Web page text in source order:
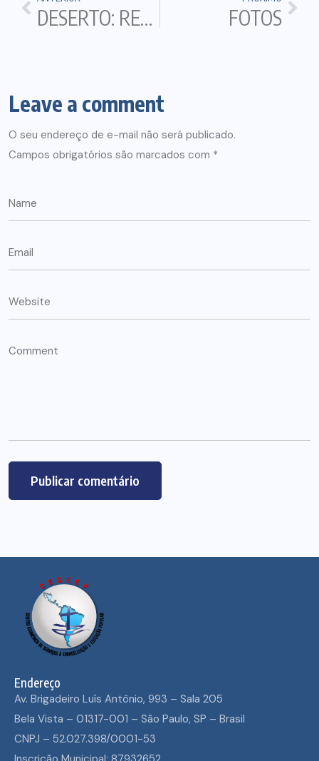
DESERTO: REALIDADE E METÁFORA FOTOS
Leave a comment
O seu endereço de e-mail não será publicado.
Campos obrigatórios são marcados com *
Endereço
Av. Brigadeiro Luís Antônio, 993 – Sala 205
Bela Vista – 01317-001 – São Paulo, SP – Brasil
CNPJ – 52.027.398/0001-53